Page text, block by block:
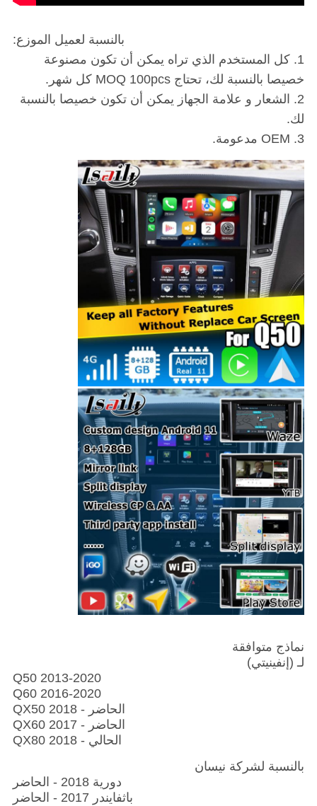
بالنسبة لعميل الموزع:
1. كل المستخدم الذي تراه يمكن أن تكون مصنوعة
خصيصا بالنسبة لك، تحتاج MOQ 100pcs كل شهر.
2. الشعار و علامة الجهاز يمكن أن تكون خصيصا بالنسبة
لك.
3. OEM مدعومة.
نماذج متوافقة
لـ (إنفينيتي)
Q50 2013-2020
Q60 2016-2020
QX50 2018 - الحاضر
QX60 2017 - الحاضر
QX80 2018 - الحالي
بالنسبة لشركة نيسان
دورية 2018 - الحاضر
باثفايندر 2017 - الحاضر